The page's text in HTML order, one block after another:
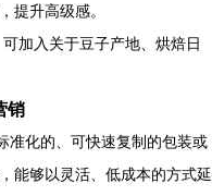
提升高级感。
加入关于豆子产地、烘焙日
销
准化的、可快速复制的包装或
能够以灵活、低成本的方式延